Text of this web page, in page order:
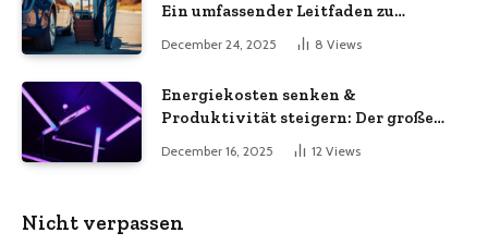
Ein umfassender Leitfaden zu
Transportdienstleistungen
December 24, 2025 8 Views
Energiekosten senken &
Produktivität steigern: Der große
LED-Röhren-Guide für Unternehmen
December 16, 2025 12 Views
Nicht verpassen